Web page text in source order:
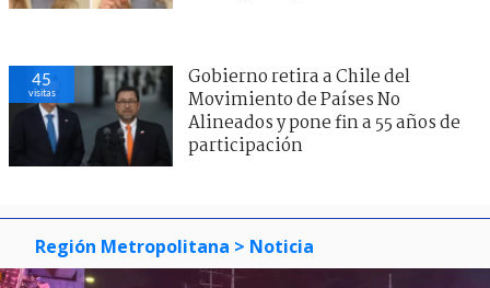
45
visitas
Gobierno retira a Chile del
Movimiento de Países No
Alineados y pone fin a 55 años de
participación
Región Metropolitana > Noticia